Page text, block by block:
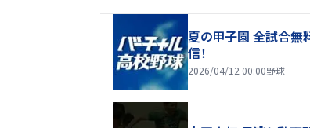
夏の甲子園 全試合無
信！
2026/04/12 00:00野球